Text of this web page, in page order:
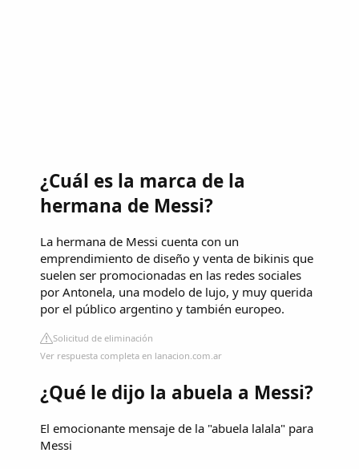
¿Cuál es la marca de la
hermana de Messi?
La hermana de Messi cuenta con un
emprendimiento de diseño y venta de bikinis que
suelen ser promocionadas en las redes sociales
por Antonela, una modelo de lujo, y muy querida
por el público argentino y también europeo.
Solicitud de eliminación
Ver respuesta completa en lanacion.com.ar
¿Qué le dijo la abuela a Messi?
El emocionante mensaje de la "abuela lalala" para
Messi